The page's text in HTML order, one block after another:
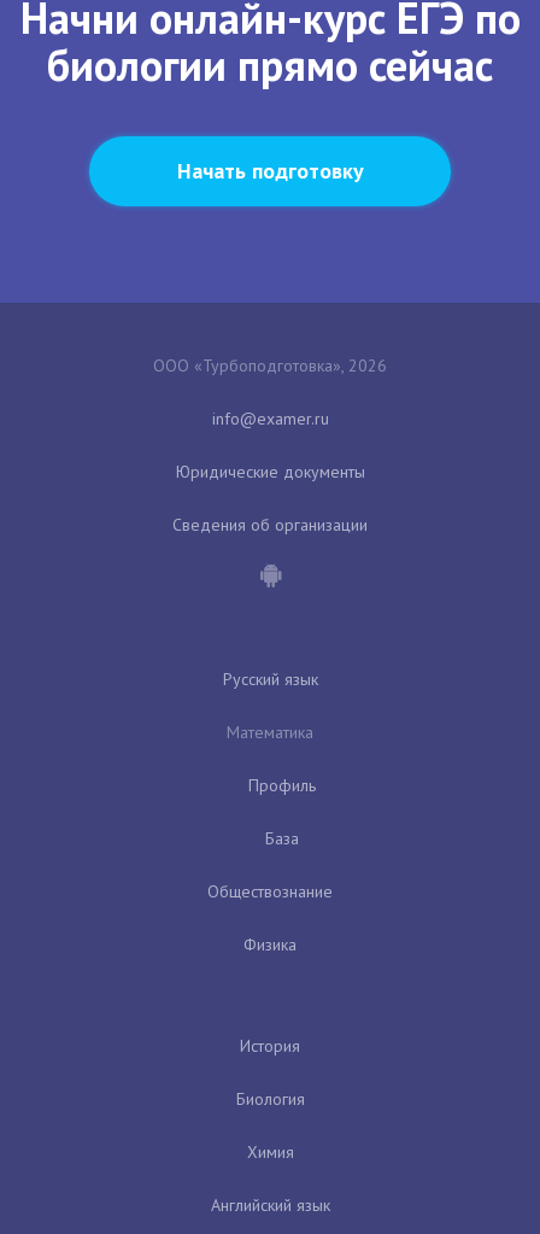
Начни онлайн-курс ЕГЭ по
биологии прямо сейчас
Начать подготовку
ООО «Турбоподготовка», 2026
Юридические документы
Сведения об организации
Русский язык
Математика
Профиль
База
Обществознание
Физика
История
Биология
Химия
Английский язык